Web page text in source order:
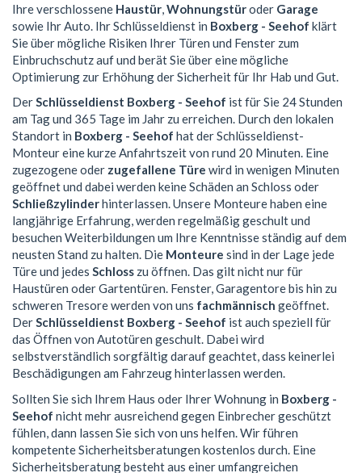
Ihre verschlossene Haustür,Wohnungstüroder Garage
sowie Ihr Auto. Ihr Schlüsseldienst in Boxberg - Seehof klärt
Sie über mögliche Risiken Ihrer Türen und Fenster zum
Einbruchschutz auf und berät Sie über eine mögliche
Optimierung zur Erhöhung der Sicherheit für Ihr Hab und Gut.
DerSchlüsseldienst Boxberg - Seehof ist für Sie 24 Stunden
am Tag und 365 Tage im Jahr zu erreichen. Durch den lokalen
Standort in Boxberg - Seehof hat der Schlüsseldienst-
Monteur eine kurze Anfahrtszeit von rund 20 Minuten. Eine
zugezogene oder zugefallene Türe wird in wenigen Minuten
geöffnet und dabei werden keine Schäden an Schloss oder
Schließzylinderhinterlassen. Unsere Monteure haben eine
langjährige Erfahrung, werden regelmäßig geschult und
besuchen Weiterbildungen um Ihre Kenntnisse ständig auf dem
neusten Stand zu halten. Die Monteure sind in der Lage jede
Türe und jedes Schloss zu öffnen. Das gilt nicht nur für
Haustüren oder Gartentüren. Fenster, Garagentore bis hin zu
schweren Tresore werden von uns fachmännisch geöffnet.
DerSchlüsseldienst Boxberg - Seehof ist auch speziell für
das Öffnen von Autotüren geschult. Dabei wird
selbstverständlich sorgfältig darauf geachtet, dass keinerlei
Beschädigungen am Fahrzeug hinterlassen werden.
Sollten Sie sich Ihrem Haus oder Ihrer Wohnung in Boxberg -
Seehof nicht mehr ausreichend gegen Einbrecher geschützt
fühlen, dann lassen Sie sich von uns helfen. Wir führen
kompetente Sicherheitsberatungen kostenlos durch. Eine
Sicherheitsberatung besteht aus einer umfangreichen